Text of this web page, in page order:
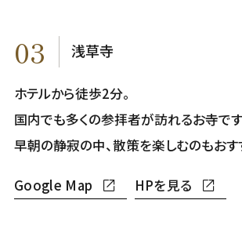
03 浅草寺
ホテルから徒歩2分。
国内でも多くの参拝者が訪れるお寺です
早朝の静寂の中、散策を楽しむのもおす
Google Map HPを見る